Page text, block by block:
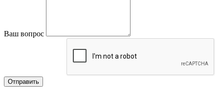
Ваш вопрос
Отправить